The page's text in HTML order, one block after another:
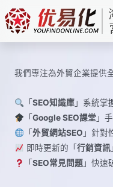
Skip
to
content
我們專注為外貿企業提供
「 SEO知識庫」系統掌
「 Google SEO課堂」
「 外貿網站SEO 」針對
即時更新的「 行銷資訊
「 SEO常見問題」快速